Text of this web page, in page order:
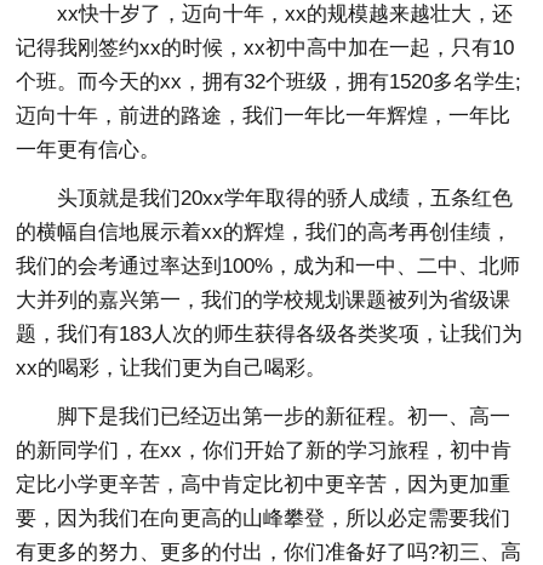
xx快十岁了，迈向十年，xx的规模越来越壮大，还
记得我刚签约xx的时候，xx初中高中加在一起，只有10
个班。而今天的xx，拥有32个班级，拥有1520多名学生;
迈向十年，前进的路途，我们一年比一年辉煌，一年比
一年更有信心。
头顶就是我们20xx学年取得的骄人成绩，五条红色
的横幅自信地展示着xx的辉煌，我们的高考再创佳绩，
我们的会考通过率达到100%，成为和一中、二中、北师
大并列的嘉兴第一，我们的学校规划课题被列为省级课
题，我们有183人次的师生获得各级各类奖项，让我们为
xx的喝彩，让我们更为自己喝彩。
脚下是我们已经迈出第一步的新征程。初一、高一
的新同学们，在xx，你们开始了新的学习旅程，初中肯
定比小学更辛苦，高中肯定比初中更辛苦，因为更加重
要，因为我们在向更高的山峰攀登，所以必定需要我们
有更多的努力、更多的付出，你们准备好了吗?初三、高